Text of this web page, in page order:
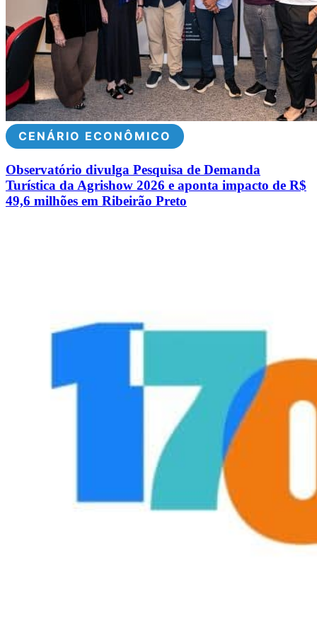
CENÁRIO ECONÔMICO
Observatório divulga Pesquisa de Demanda
Turística da Agrishow 2026 e aponta impacto de R$
49,6 milhões em Ribeirão Preto